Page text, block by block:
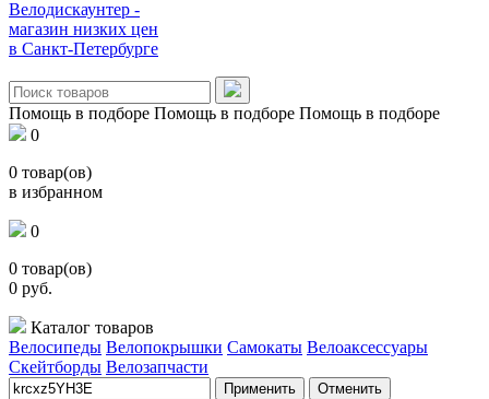
Велодискаунтер -
магазин низких цен
в Санкт-Петербурге
Помощь в подборе Помощь в подборе Помощь в подборе
0
0 товар(ов)
в избранном
0
0 товар(ов)
0 руб.
Каталог товаров
Велосипеды Велопокрышки Самокаты Велоаксессуары
Скейтборды Велозапчасти
Применить Отменить